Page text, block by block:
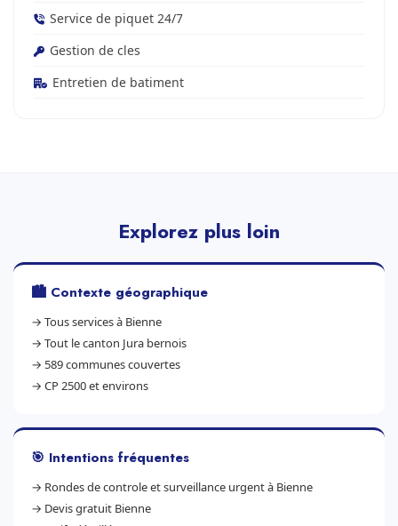
Service de piquet 24/7
Gestion de cles
Entretien de batiment
Explorez plus loin
🏙️ Contexte géographique
→ Tous services à Bienne
→ Tout le canton Jura bernois
→ 589 communes couvertes
→ CP 2500 et environs
🎯 Intentions fréquentes
→ Rondes de controle et surveillance urgent à Bienne
→ Devis gratuit Bienne